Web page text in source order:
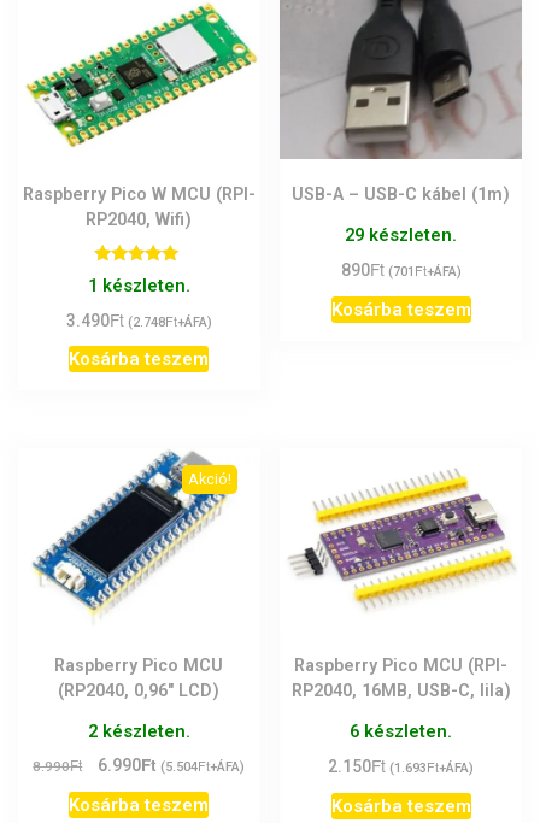
Raspberry Pico W MCU (RPI-
RP2040, Wifi)
Értékelés:
5.00
1 készleten.
3.490Ft (2.748Ft+ÁFA)
Kosárba teszem
USB-A – USB-C kábel (1m)
29 készleten.
890Ft (701 Ft+ÁFA)
Kosárba teszem
Akció!
Raspberry Pico MCU
(RP2040, 0,96″ LCD)
2 készleten.
8.990Ft
Original
price
was:
6.990Ft Current
price
is:
(5.504Ft+ÁFA)
Kosárba teszem
Raspberry Pico MCU (RPI-
RP2040, 16MB, USB-C, lila)
6 készleten.
2.150Ft (1.693Ft+ÁFA)
Kosárba teszem